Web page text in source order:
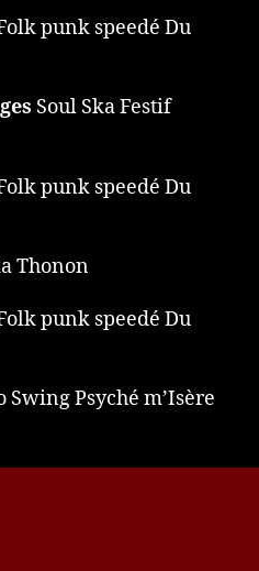
punk speedé Du
Soul Ska Festif
punk speedé Du
Thonon
punk speedé Du
Swing Psyché m’Isère